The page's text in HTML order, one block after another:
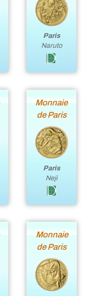
Paris
Naruto
Monnaie
de Paris
Paris
Neji
Monnaie
de Paris